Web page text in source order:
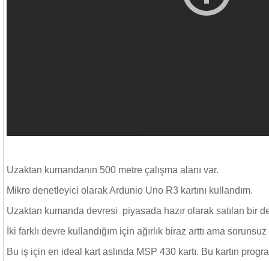
Uzaktan kumandanın 500 metre çalışma alanı var.
Mikro denetleyici olarak Ardunio Uno R3 kartını kullandım.
Uzaktan kumanda devresi piyasada hazır olarak satılan bir
İki farklı devre kullandığım için ağırlık biraz arttı ama sorunsuz
Bu iş için en ideal kart aslında MSP 430 kartı. Bu kartın